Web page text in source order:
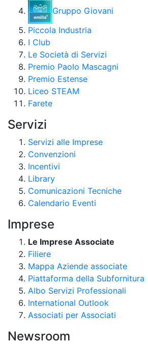
Gruppo Giovani
Piccola Industria
I Club
Le Società di Servizi
Premio Paolo Mascagni
Premio Estense
Liceo STEAM
Farete
Servizi
Servizi alle Imprese
Convenzioni
Incentivi
Library
Comunicazioni Tecniche
Calendario Eventi
Imprese
Le Imprese Associate
Filiere
Mappa Aziende associate
Piattaforma della Subfornitura
Albo Servizi Professionali
International Outlook
Associati per Associati
Newsroom